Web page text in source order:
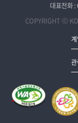
대표전화
COPYRIGHT ⓒ